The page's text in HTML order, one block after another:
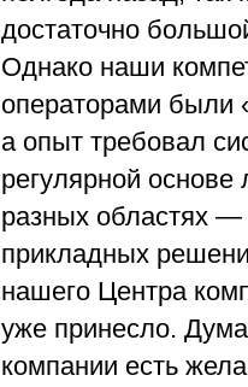
достаточно
Однако наши
операторами были
а опыт требовал
регулярной
разных областях —
прикладных
нашего Центра
уже принесло.
компании есть